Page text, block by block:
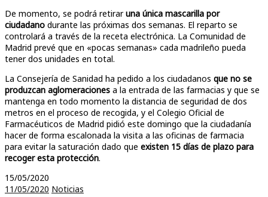
De momento, se podrá retiraruna única mascarilla por
ciudadano durante las próximas dos semanas. El reparto se
controlará a través de la receta electrónica. La Comunidad de
Madrid prevé que en «pocas semanas» cada madrileño pueda
tener dos unidades en total.
La Consejería de Sanidad ha pedido a los ciudadanos que no se
produzcan aglomeraciones a la entrada de las farmacias y que se
mantenga en todo momento la distancia de seguridad de dos
metros en el proceso de recogida, y el Colegio Oficial de
Farmacéuticos de Madrid pidió este domingo que la ciudadanía
hacer de forma escalonada la visita a las oficinas de farmacia
para evitar la saturación dado que existen 15 días de plazo para
recoger esta protección.
15/05/2020
11/05/2020 Noticias